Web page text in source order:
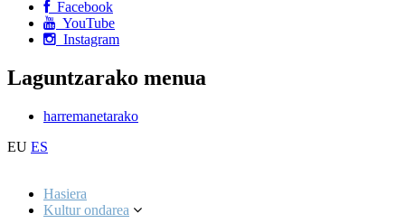
Facebook
YouTube
Instagram
Laguntzarako menua
harremanetarako
EU ES
Hasiera
Kultur ondarea